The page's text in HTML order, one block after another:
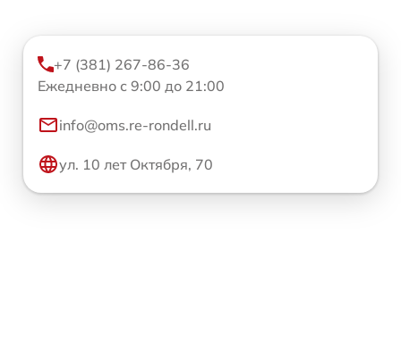
+7 (381) 267-86-36
Ежедневно с 9:00 до 21:00
info@oms.re-rondell.ru
ул. 10 лет Октября, 70